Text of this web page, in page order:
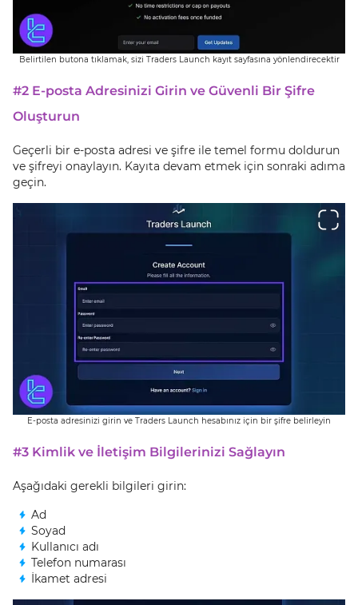
Belirtilen butona tıklamak, sizi Traders Launch kayıt sayfasına yönlendirecektir
#2 E-posta Adresinizi Girin ve Güvenli Bir Şifre
Oluşturun
Geçerli bir e-posta adresi ve şifre ile temel formu doldurun
ve şifreyi onaylayın. Kayıta devam etmek için sonraki adıma
geçin.
E-posta adresinizi girin ve Traders Launch hesabınız için bir şifre belirleyin
#3 Kimlik ve İletişim Bilgilerinizi Sağlayın
Aşağıdaki gerekli bilgileri girin:
Ad
Soyad
Kullanıcı adı
Telefon numarası
İkamet adresi